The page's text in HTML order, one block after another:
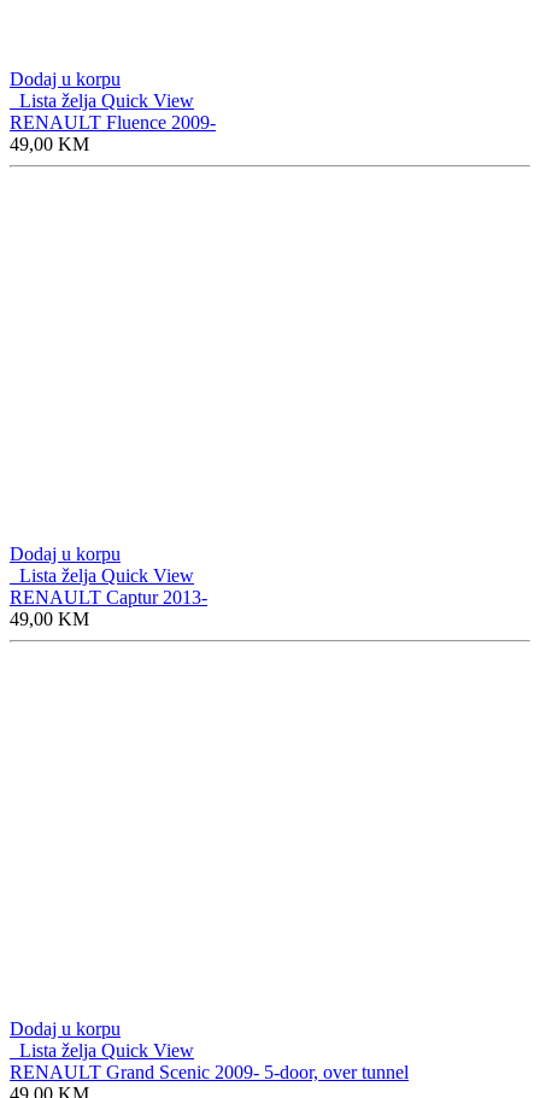
Dodaj u korpu
Lista želja Quick View
RENAULT Fluence 2009-
49,00 KM
Dodaj u korpu
Lista želja Quick View
RENAULT Captur 2013-
49,00 KM
Dodaj u korpu
Lista želja Quick View
RENAULT Grand Scenic 2009- 5-door, over tunnel
49,00 KM